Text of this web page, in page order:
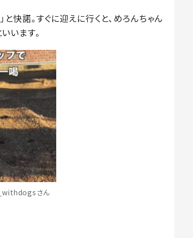
快諾。すぐに迎えに行くと、めろんちゃん
います。
さん